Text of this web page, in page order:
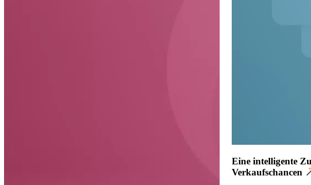
Eine intelligente
Verkaufschancen